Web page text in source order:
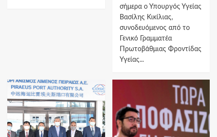
σήμερα ο Υπουργός Υγείας
Βασίλης Κικίλιας,
συνοδευόμενος από το
Γενικό Γραμματέα
Πρωτοβάθμιας Φροντίδας
Υγείας...